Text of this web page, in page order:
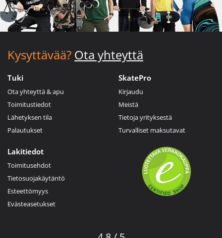
Kysyttävää? Ota yhteyttä
Tuki
Ota yhteyttä & apu
Toimitustiedot
Lähetyksen tila
Palautukset
SkatePro
Kirjaudu
Meistä
Tietoja yrityksestä
Turvalliset maksutavat
Lakitiedot
Toimitusehdot
Tietosuojakäytäntö
Esteettömyys
Evästeasetukset